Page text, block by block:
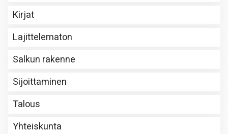
Kirjat
Lajittelematon
Salkun rakenne
Sijoittaminen
Talous
Yhteiskunta